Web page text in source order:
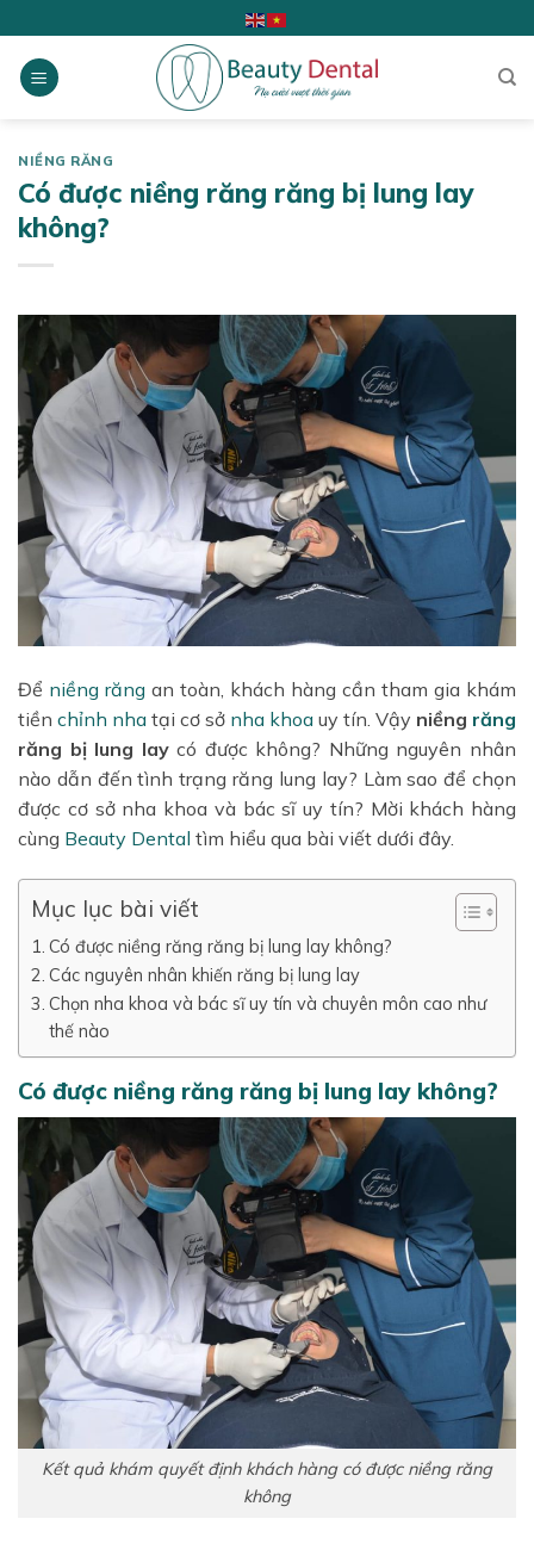
to
content
NIỀNG RĂNG
Có được niềng răng răng bị lung lay
không?
Để niềng răng an toàn, khách hàng cần tham gia khám
tiền chỉnh nha tại cơ sở nha khoa uy tín. Vậy niềng răng
răng bị lung laycó được không? Những nguyên nhân
nào dẫn đến tình trạng răng lung lay? Làm sao để chọn
được cơ sở nha khoa và bác sĩ uy tín? Mời khách hàng
cùng Beauty Dental tìm hiểu qua bài viết dưới đây.
Mục lục bài viết
Có được niềng răng răng bị lung lay không?
Các nguyên nhân khiến răng bị lung lay
Chọn nha khoa và bác sĩ uy tín và chuyên môn cao như
thế nào
Có được niềng răng răng bị lung lay không?
Kết quả khám quyết định khách hàng có được niềng răng
không